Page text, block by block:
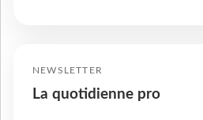
NEWSLETTER
La quotidienne pro